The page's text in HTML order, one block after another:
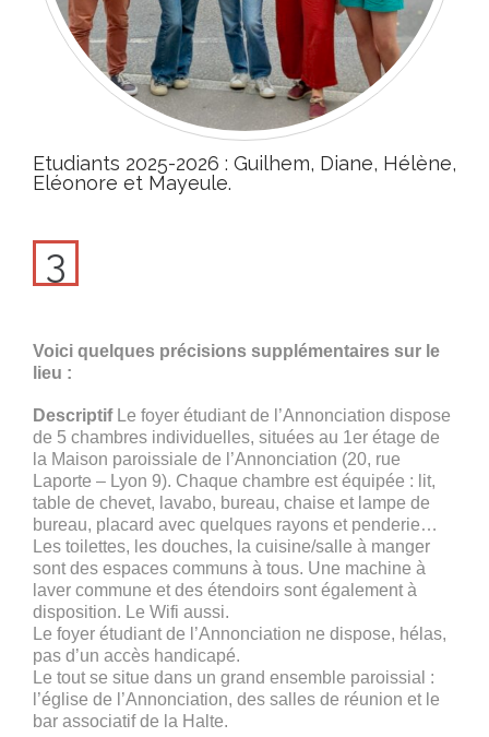
Etudiants 2025-2026 : Guilhem, Diane, Hélène,
Eléonore et Mayeule.
3
Voici quelques précisions supplémentaires sur le
lieu :
DescriptifLe foyer étudiant de l’Annonciation dispose
de 5 chambres individuelles, situées au 1er étage de
la Maison paroissiale de l’Annonciation (20, rue
Laporte – Lyon 9). Chaque chambre est équipée : lit,
table de chevet, lavabo, bureau, chaise et lampe de
bureau, placard avec quelques rayons et penderie…
Les toilettes, les douches, la cuisine/salle à manger
sont des espaces communs à tous. Une machine à
laver commune et des étendoirs sont également à
disposition. Le Wifi aussi.
Le foyer étudiant de l’Annonciation ne dispose, hélas,
pas d’un accès handicapé.
Le tout se situe dans un grand ensemble paroissial :
l’église de l’Annonciation, des salles de réunion et le
bar associatif de la Halte.